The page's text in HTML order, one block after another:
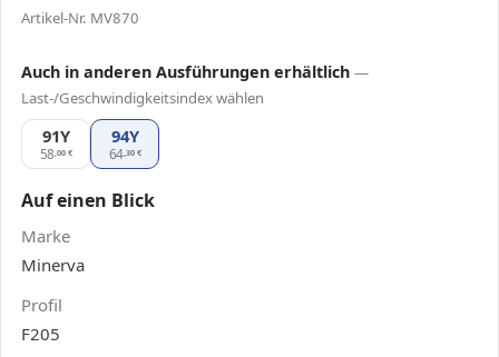
Artikel-Nr. MV870
Auch in anderen Ausführungen erhältlich —
Last-/Geschwindigkeitsindex wählen
91Y
58,00 €
Minerva F205 225/45 R17, Ausführung 91Y
94Y
64,30 €
Auf einen Blick
Marke
Minerva
Profil
F205